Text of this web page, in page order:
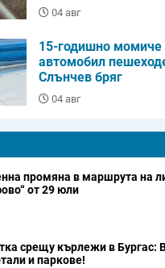
04 авг
15-годишно момиче
автомобил
Слънчев бряг
04 авг
промяна в маршрута на
от 29 юли
срещу кърлежи в Бургас:
и паркове!